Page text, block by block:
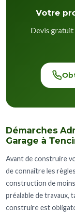
Votre
Devis gratuit
Démarches
Garage à
Avant de construire
de connaître les
construction de
préalable de travaux,
construire est